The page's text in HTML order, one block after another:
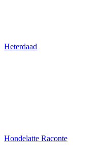
Heterdaad
Hondelatte Raconte